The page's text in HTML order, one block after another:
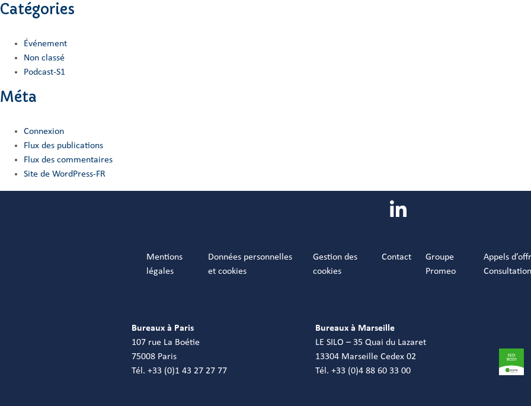
Catégories
Événement
Non classé
Podcast-S1
Méta
Connexion
Flux des publications
Flux des commentaires
Site de WordPress-FR
Mentions
légales
Données personnelles
et cookies
Gestion des
cookies
Contact
Groupe
Promeo
Appels
Bureaux à Paris
107 rue La Boétie
75008 Paris
Tél. +33 (0)1 43 27 27 77
Bureaux à Marseille
LE SILO – 35 Quai du Lazaret
13304 Marseille Cedex 02
Tél. +33 (0)4 88 60 33 00